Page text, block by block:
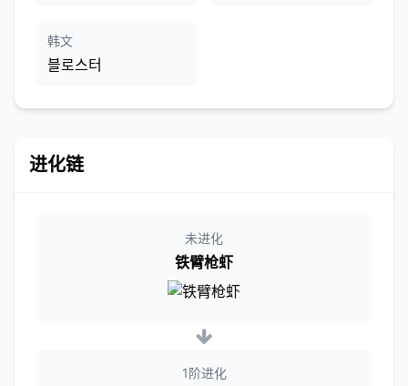
韩文
블로스터
进化链
未进化
铁臂枪虾
1阶进化